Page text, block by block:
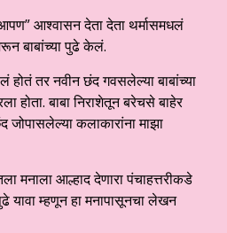
आश्वासन देता देता थर्मासमधलं
बाबांच्या पुढे केलं.
तर नवीन छंद गवसलेल्या बाबांच्या
होता. बाबा निराशेतून बरेचसे बाहेर
कलाकारांना माझा
मनाला आल्हाद देणारा पंचाहत्तरीकडे
यावा म्हणून हा मनापासूनचा लेखन